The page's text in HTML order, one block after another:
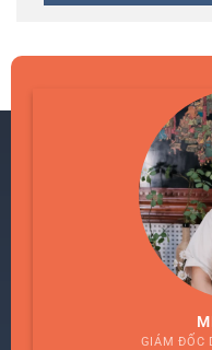
GIÁM ĐỐC